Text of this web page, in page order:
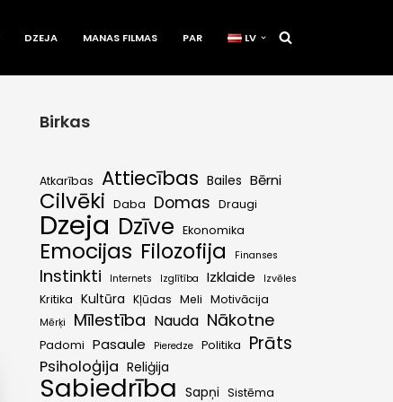
DZEJA MANAS FILMAS PAR LV
Birkas
Atkarības Attiecības Bailes Bērni
Cilvēki Daba Domas Draugi
Dzeja Dzīve Ekonomika
Emocijas Filozofija Finanses
Instinkti Internets Izglītība Izklaide Izvēles
Kritika Kultūra Kļūdas Meli Motivācija
Mērķi Mīlestība Nauda Nākotne
Padomi Pasaule Pieredze Politika Prāts
Psiholoģija Reliģija
Sabiedrība Sapņi Sistēma